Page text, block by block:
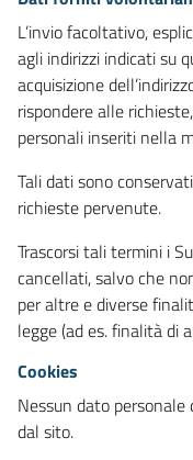
L’invio facoltativo,
agli indirizzi indicati su
acquisizione
rispondere alle
personali inseriti nella
Tali dati sono
richieste pervenute.
Trascorsi tali termini i
cancellati, salvo che
per altre e diverse
legge (ad es. finalità di
Cookies
Nessun dato
dal sito.